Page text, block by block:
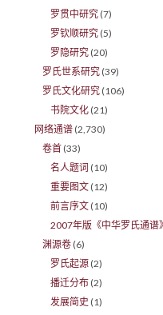
罗贯中研究 (7)
罗钦顺研究 (5)
罗隐研究 (20)
罗氏世系研究 (39)
罗氏文化研究 (106)
书院文化 (21)
网络通谱 (2,730)
卷首 (33)
名人题词 (10)
重要图文 (12)
前言序文 (10)
2007年版《中华罗氏通谱
渊源卷 (6)
罗氏起源 (2)
播迁分布 (2)
发展简史 (1)